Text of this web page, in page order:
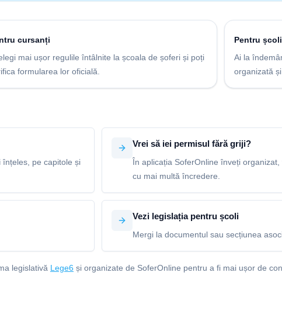
cursanți
mai ușor regulile întâlnite la școala de șoferi și poți
formularea lor oficială.
Pentru
Ai la
organizată
pe capitole și
Vrei să iei permisul fără griji?
În aplicația SoferOnline înveți
cu mai multă încredere.
Vezi legislația pentru școli
Mergi la documentul sau secțiunea
legislativă Lege6 și organizate de SoferOnline pentru a fi mai ușor de